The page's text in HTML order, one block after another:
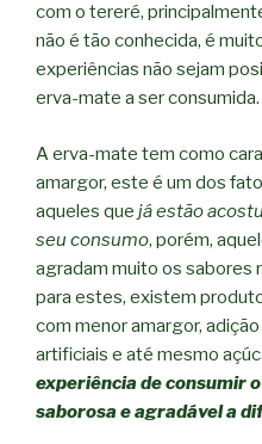
com o tereré,
não é tão conhecida, é
experiências não sejam
erva-mate a ser consumida.
A erva-mate tem como
amargor, este é um dos
aqueles que já estão
seu consumo, porém,
agradam muito os sabores
para estes, existem
com menor amargor,
artificiais e até mesmo
experiência de consumir
saborosa e agradável a